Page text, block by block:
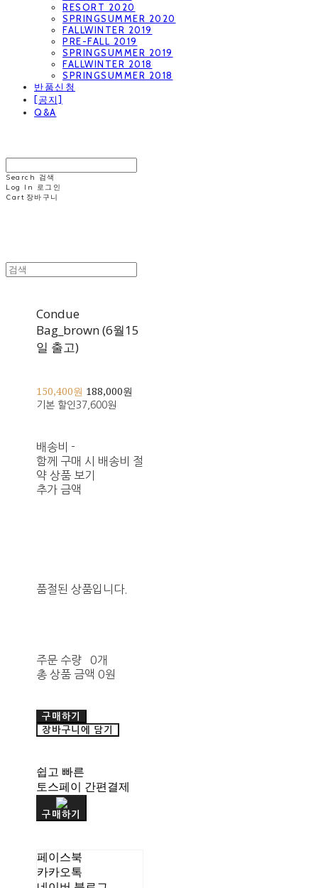
RESORT 2020
SPRINGSUMMER 2020
FALLWINTER 2019
PRE-FALL 2019
SPRINGSUMMER 2019
FALLWINTER 2018
SPRINGSUMMER 2018
반품신청
[공지]
Q&A
Search
검색
Log In
로그인
Cart 장바구니
Condue
Bag_brown (6월15
일 출고)
150,400원 188,000원
기본 할인 37,600원
배송비 -
함께 구매 시 배송비 절
약 상품 보기
추가 금액
품절된 상품입니다.
주문 수량
0개
총 상품 금액 0원
구매하기
장바구니에 담기
쉽고 빠른
토스페이 간편결제
구매하기
페이스북
카카오톡